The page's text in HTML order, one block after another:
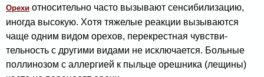
Орехи относительно часто вызывают сенсибили­зацию,
иногда высокую. Хотя тяжелые реакции вызыва­ются
чаще одним видом орехов, перекрестная чувстви­
тельность с другими видами не исключается. Больные
поллинозом с аллергией к пыльце орешника (лещины)